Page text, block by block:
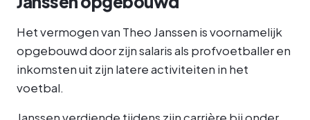
Het vermogen van Theo Janssen is voornamelijk
opgebouwd door zijn salaris als profvoetballer en
inkomsten uit zijn latere activiteiten in het
voetbal.